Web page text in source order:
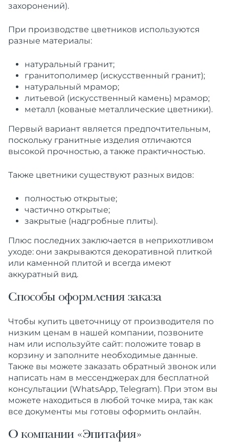
захоронений).
При производстве цветников используются
разные материалы:
натуральный гранит;
гранитополимер (искусственный гранит);
натуральный мрамор;
литьевой (искусственный камень) мрамор;
металл (кованые металлические цветники).
Первый вариант является предпочтительным,
поскольку гранитные изделия отличаются
высокой прочностью, а также практичностью.
Также цветники существуют разных видов:
полностью открытые;
частично открытые;
закрытые (надгробные плиты).
Плюс последних заключается в неприхотливом
уходе: они закрываются декоративной плиткой
или каменной плитой и всегда имеют
аккуратный вид.
Способы оформления заказа
Чтобы купить цветочницу от производителя по
низким ценам в нашей компании, позвоните
нам или используйте сайт: положите товар в
корзину и заполните необходимые данные.
Также вы можете заказать обратный звонок или
написать нам в мессенджерах для бесплатной
консультации (WhatsApp, Telegram). При этом вы
можете находиться в любой точке мира, так как
все документы мы готовы оформить онлайн.
О компании «Эпитафия»